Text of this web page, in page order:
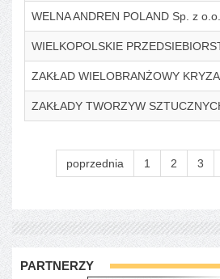
WELNA ANDREN POLAND Sp. z o.o.
WIELKOPOLSKIE
ZAKŁAD WIELOBRANŻOWY
ZAKŁADY TWORZYW
poprzednia 1 2 3
PARTNERZY